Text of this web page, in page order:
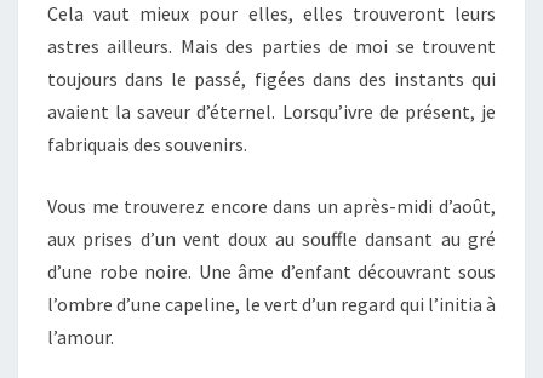
Cela vaut mieux pour elles, elles trouveront leurs
astres ailleurs. Mais des parties de moi se trouvent
toujours dans le passé, figées dans des instants qui
avaient la saveur d’éternel. Lorsqu’ivre de présent, je
fabriquais des souvenirs.
Vous me trouverez encore dans un après-midi d’août,
aux prises d’un vent doux au souffle dansant au gré
d’une robe noire. Une âme d’enfant découvrant sous
l’ombre d’une capeline, le vert d’un regard qui l’initia à
l’amour.